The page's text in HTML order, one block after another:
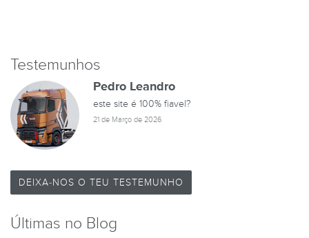
Testemunhos
Pedro Leandro
este site é 100% fiavel?
21 de Março de 2026
DEIXA-NOS O TEU TESTEMUNHO
Últimas no Blog